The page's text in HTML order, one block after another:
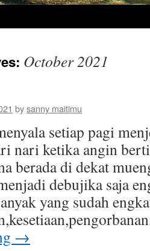
October 2021
bysanny maitimu
setiap pagi
nari ketika angin
berada di dekat
debujika saja
yang sudah
→